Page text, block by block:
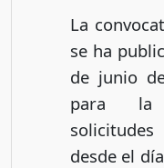
La
se ha
de junio
para la
desde el